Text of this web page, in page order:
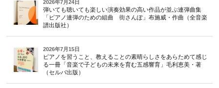
2026年7月24日
弾いても聴いても楽しい演奏効果の高い作品が並ぶ連弾曲集
「ピアノ連弾のための組曲 街さんぽ」布施威・作曲（全音楽
譜出版社）
2026年7月15日
ピアノを習うこと、教えることの素晴らしさをあらためて感じ
る一冊「音楽で子どもの未来を育む五感響育」毛利恵美・著
（セルバ出版）